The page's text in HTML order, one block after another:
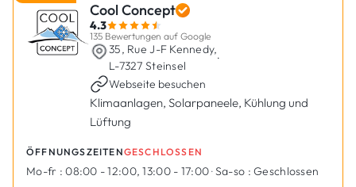
Sind Sie Handwerker?
Einloggen
Cool Concept
4.3
135 Bewertungen auf Google
35, Rue J-F Kennedy,
L-7327 Steinsel
·
Webseite besuchen
Klimaanlagen, Solarpaneele, Kühlung und
Lüftung
ÖFFNUNGSZEITENGESCHLOSSEN
Mo-fr : 08:00 - 12:00, 13:00 - 17:00·Sa-so : Geschlossen